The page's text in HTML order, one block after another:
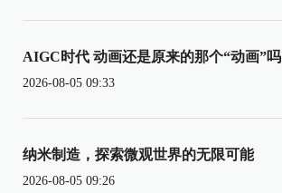
AIGC时代 动画还是原来的那个“动画”吗
2026-08-05 09:33
纳米制造，探索微观世界的无限可能
2026-08-05 09:26